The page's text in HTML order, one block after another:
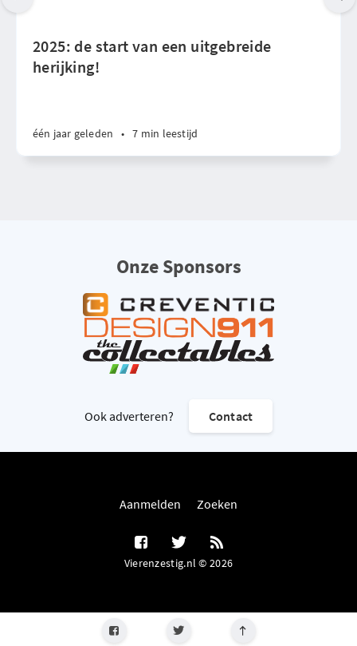
2025: de start van een uitgebreide
herijking!
één jaar geleden • 7 min leestijd
Onze Sponsors
Ook adverteren? Contact
Aanmelden Zoeken
Vierenzestig.nl © 2026